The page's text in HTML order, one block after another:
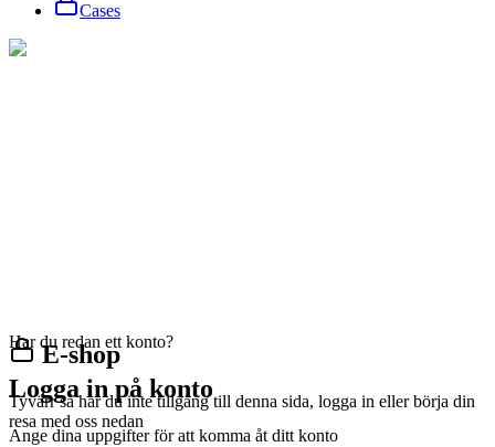
Cases
E-shop
Tyvärr så har du inte tillgång till denna sida, logga in eller börja din
resa med oss nedan
Har du redan ett konto?
Logga in på konto
Ange dina uppgifter för att komma åt ditt konto